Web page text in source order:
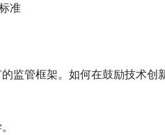
准
监管框架。如何在鼓励技术创